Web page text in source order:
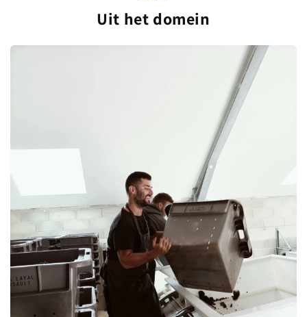
Uit het domein